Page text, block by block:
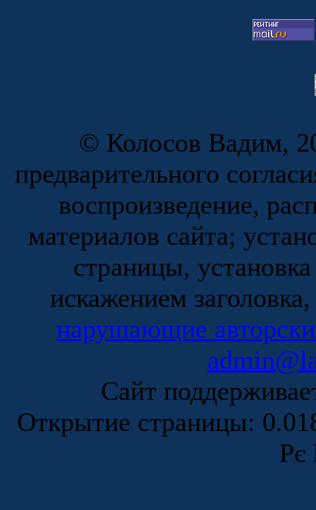
© Колосов Вадим,
предварительного
воспроизведение,
материалов сайта;
страницы,
искажением
нарушающие
Сайт
Открытие страницы:
Рє